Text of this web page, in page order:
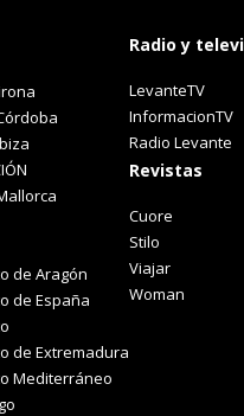
de Aragón
de España
de Extremadura
Mediterráneo
Radio y
LevanteTV
InformacionTV
Radio Levante
Revistas
Cuore
Stilo
Viajar
Woman